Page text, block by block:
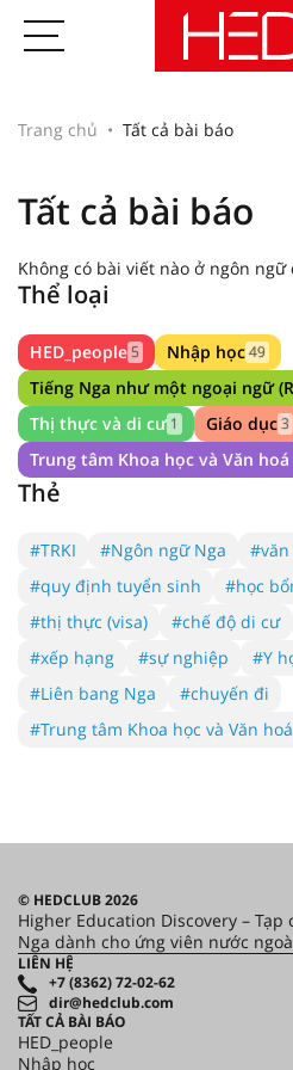
Trang chủ Tất cả bài báo
Tất cả bài báo
Không có bài viết nào ở ngôn ngữ
Thể loại
HED_people5 Nhập học49
Tiếng Nga như một ngoại ngữ
Thị thực và di cư 1 Giáo dục3
Trung tâm Khoa học và Văn hoá
Thẻ
#TRKI #Ngôn ngữ Nga
#văn
#quy định tuyển sinh
#học
#thị thực (visa)
#chế độ di cư
#xếp hạng
#sự nghiệp #Y
#Liên bang Nga
#chuyến đi
#Trung tâm Khoa học và Văn
© HEDCLUB 2026
Higher Education Discovery –
Nga dành cho ứng viên nước
LIÊN HỆ
+7 (8362) 72-02-62
dir@hedclub.com
TẤT CẢ BÀI BÁO
HED_people
Nhập học